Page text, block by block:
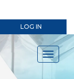
LOG IN
Toggle